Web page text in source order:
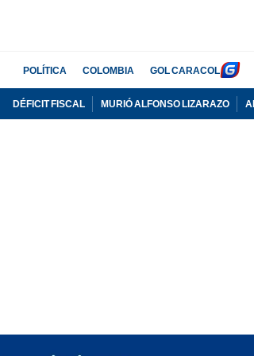
POLÍTICA COLOMBIA GOL CARACOL
DÉFICIT FISCAL MURIÓ ALFONSO LIZARAZO